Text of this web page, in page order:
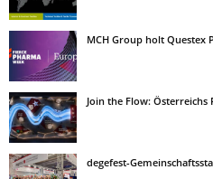
MCH Group holt Questex
Join the Flow: Österreichs
degefest-